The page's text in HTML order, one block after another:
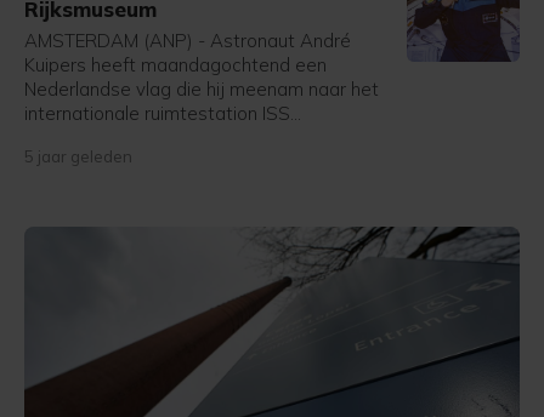
Rijksmuseum
AMSTERDAM (ANP) - Astronaut André
Kuipers heeft maandagochtend een
Nederlandse vlag die hij meenam naar het
internationale ruimtestation ISS
(International Space Station) is maandag
5 jaar geleden